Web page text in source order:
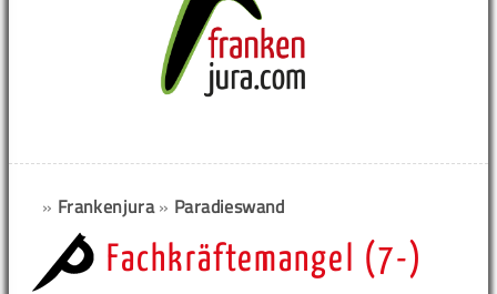
» Frankenjura» Paradieswand
Fachkräftemangel (7-)